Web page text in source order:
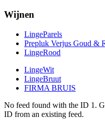
Wijnen
LingeParels
Prepluk Verjus Goud &
LingeRood
LingeWit
LingeBruut
FIRMA BRUIS
No feed found with the ID 1.
ID from an existing feed.